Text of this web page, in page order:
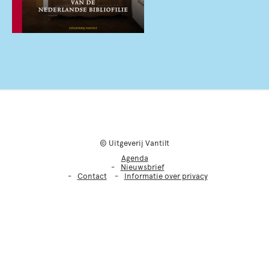
© Uitgeverij Vantilt
Agenda
Nieuwsbrief
Contact
Informatie over privacy